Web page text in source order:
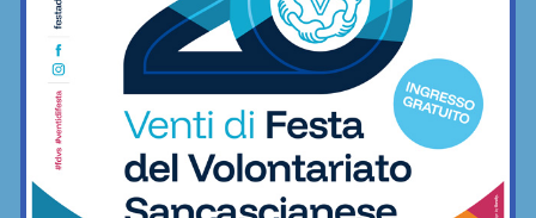
FREESTYLE
Le mie camminate mettendo ai piedi… il
minimo indispensabile
Freestyle 06/12/2022